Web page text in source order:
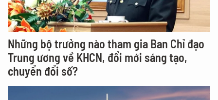
Những bộ trưởng nào tham gia Ban Chỉ đạo
Trung ương về KHCN, đổi mới sáng tạo,
chuyển đổi số?